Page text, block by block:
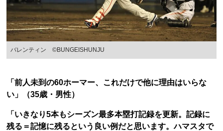
バレンティン ©BUNGEISHUNJU
「前人未到の60ホーマー、これだけで他に理由はいらな
い」（35歳・男性）
「いきなり5本もシーズン最多本塁打記録を更新。記録に
残る＝記憶に残るという良い例だと思います。ハマスタで